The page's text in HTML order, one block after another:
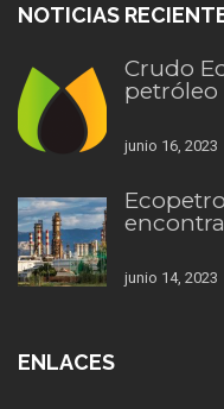
NOTICIAS
Crudo
petróleo
junio 16, 2023
junio 14, 2023
ENLACES